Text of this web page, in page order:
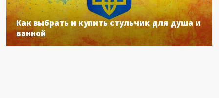
Как выбрать и купить стульчик для душа и
ванной